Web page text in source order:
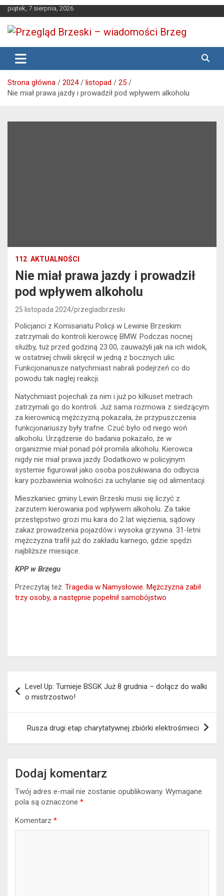
Skip
to
content
piątek, 7 sierpnia, 2026
Przegląd Brzeski – wiadomości
Brzeg
Brzeg24
Strona główna 2024 listopad
25
Nie miał prawa jazdy i prowadził pod wpływem alkoholu
112 AKTUALNOŚCI
Nie miał prawa jazdy i prowadził
pod wpływem alkoholu
25 listopada 2024 przegladbrzeski
Policjanci z Komisariatu Policji w Lewinie Brzeskim
zatrzymali do kontroli kierowcę BMW. Podczas nocnej
służby, tuż przed godziną 23:00, zauważyli jak na ich widok,
w ostatniej chwili skręcił w jedną z bocznych ulic.
Funkcjonariusze natychmiast nabrali podejrzeń co do
powodu tak nagłej reakcji.
Natychmiast pojechali za nim i już po kilkuset metrach
zatrzymali go do kontroli. Już sama rozmowa z siedzącym
za kierownicą mężczyzną pokazała, że przypuszczenia
funkcjonariuszy były trafne. Czuć było od niego woń
alkoholu. Urządzenie do badania pokazało, że w
organizmie miał ponad pół promila alkoholu. Kierowca
nigdy nie miał prawa jazdy. Dodatkowo w policyjnym
systemie figurował jako osoba poszukiwana do odbycia
kary pozbawienia wolności za uchylanie się od alimentacji.
Mieszkaniec gminy Lewin Brzeski musi się liczyć z
zarzutem kierowania pod wpływem alkoholu. Za takie
przestępstwo grozi mu kara do 2 lat więzienia, sądowy
zakaz prowadzenia pojazdów i wysoka grzywna. 31-letni
mężczyzna trafił już do zakładu karnego, gdzie spędzi
najbliższe miesiące.
KPP w Brzegu
Przeczytaj też: Tragedia w Namysłowie. Mężczyzna zabił
trzy osoby, a następnie popełnił samobójstwo
wpisu
Level Up: Turnieje BSGK Już 8 grudnia – dołącz do walki
o mistrzostwo!
Rusza drugi etap charytatywnej zbiórki elektrośmieci
Dodaj komentarz
Twój adres e-mail nie zostanie opublikowany. Wymagane
pola są oznaczone *
Komentarz *